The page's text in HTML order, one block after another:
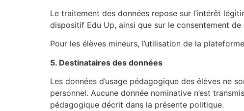
Le traitement des données repose sur l’intérêt
dispositif Edu Up, ainsi que sur le consentement
Pour les élèves mineurs, l’utilisation de la
5. Destinataires des données
Les données d’usage pédagogique des élèves ne
personnel. Aucune donnée nominative n’est
pédagogique décrit dans la présente politique.